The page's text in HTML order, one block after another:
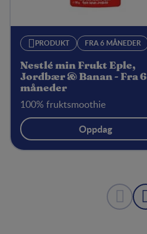
PRODUKT FRA 6 MÅNEDER
Nestlé min Frukt Eple,
Jordbær & Banan - Fra 6
måneder
100% fruktsmoothie
Oppdag